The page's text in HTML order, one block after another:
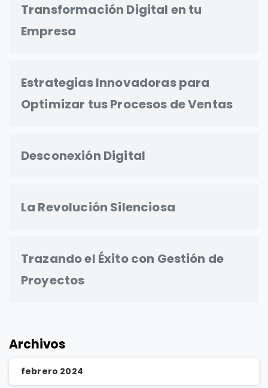
Transformación Digital en tu
Empresa
Estrategias Innovadoras para
Optimizar tus Procesos de Ventas
Desconexión Digital
La Revolución Silenciosa
Trazando el Éxito con Gestión de
Proyectos
Archivos
febrero 2024